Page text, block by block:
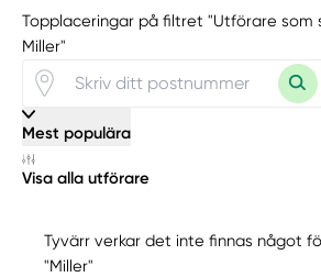
Topplaceringar på filtret "Utförare som
Miller"
Mest populära
Visa alla utförare
Tyvärr verkar det inte finnas något
"Miller"